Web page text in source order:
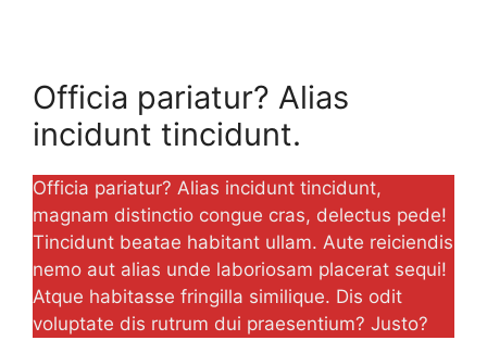
Officia pariatur? Alias
incidunt tincidunt.
Officia pariatur? Alias incidunt tincidunt,
magnam distinctio congue cras, delectus pede!
Tincidunt beatae habitant ullam. Aute reiciendis
nemo aut alias unde laboriosam placerat sequi!
Atque habitasse fringilla similique. Dis odit
voluptate dis rutrum dui praesentium? Justo?